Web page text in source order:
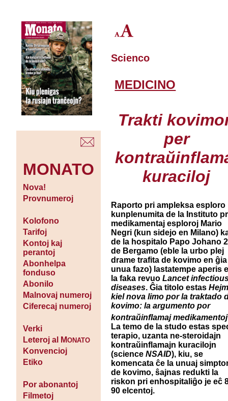
MONATO
Nova!
Provnumeroj
Kolofono
Tarifoj
Kontoj kaj
perantoj
Abonhelpa
fonduso
Abonilo
Malnovaj numeroj
Ciferecaj numeroj
Verki
Leteroj al MONATO
Konvencioj
Etiko
Por abonantoj
Filmetoj
Scienco
MEDICINO
Trakti
per
kuraciloj
Raporto pri ampleksa esploro
kunplenumita de la Instituto
medikamentaj esploroj Mario
Negri (kun sidejo en Milano)
de la hospitalo Papo Johano
de Bergamo (eble la urbo plej
drame trafita de kovimo en ĝia
unua fazo) lastatempe aperis
la faka revuoLancet
diseases. Ĝia titolo estas
kiel nova limo por la traktado
kovimo: la argumento por
kontraŭinflamaj
La temo de la studo estas
terapio, uzanta ne-steroidajn
kontraŭinflamajn kuracilojn
(scienceNSAID), kiu, se
komencata ĉe la unuaj
de kovimo, ŝajnas redukti la
riskon pri enhospitaliĝo je eĉ
90 elcentoj.